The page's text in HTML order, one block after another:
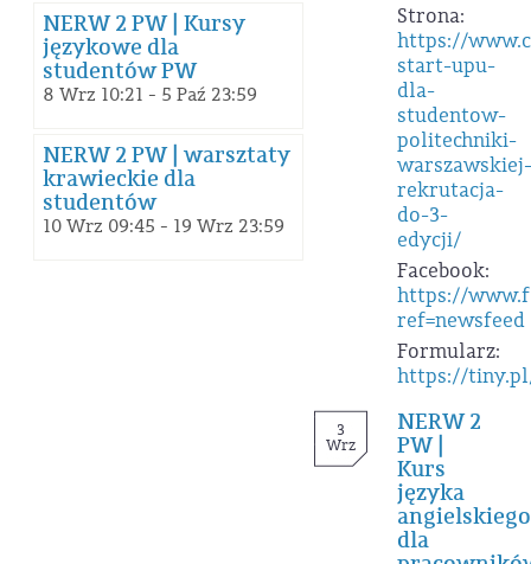
NERW 2 PW | Kursy
językowe dla
studentów PW
8 Wrz 10:21 - 5 Paź 23:59
NERW 2 PW | warsztaty
krawieckie dla
studentów
10 Wrz 09:45 - 19 Wrz 23:59
Strona:
https://
start-upu-
dla-
studentow-
politechniki-
warszawskiej-
rekrutacja-
do-3-
edycji/
Facebook:
https://
ref=newsfeed
Formularz:
https://
3
Wrz
NERW 2
PW |
Kurs
języka
angielskiego
dla